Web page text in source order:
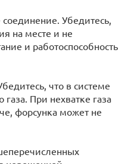
Убедитесь,
на месте и не
и работоспособность
что в системе
газа. При нехватке газа
форсунка может не